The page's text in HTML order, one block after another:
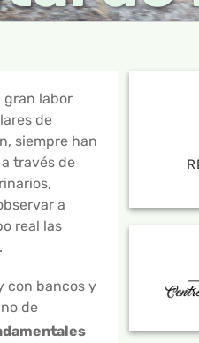
gran labor
de
siempre han
través de
a
real las
con bancos y
de